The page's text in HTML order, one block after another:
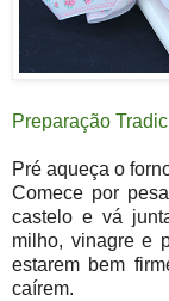
Preparação
Pré aqueça o
Comece por
castelo e vá
milho, vinagre e
estarem bem
caírem.